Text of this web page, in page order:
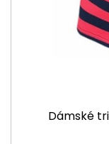
Dámské